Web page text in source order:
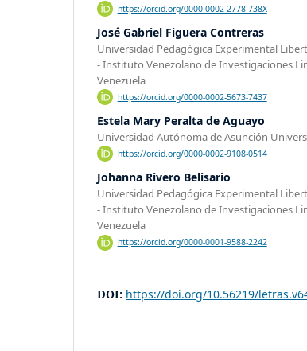
https://orcid.org/0000-0002-2778-738X
José Gabriel Figuera Contreras
Universidad Pedagógica Experimental
- Instituto Venezolano de Investigaciones
Venezuela
https://orcid.org/0000-0002-5673-7437
Estela Mary Peralta de Aguayo
Universidad Autónoma de Asunción
https://orcid.org/0000-0002-9108-0514
Johanna Rivero Belisario
Universidad Pedagógica Experimental
- Instituto Venezolano de Investigaciones
Venezuela
https://orcid.org/0000-0001-9588-2242
DOI: https://doi.org/10.56219/